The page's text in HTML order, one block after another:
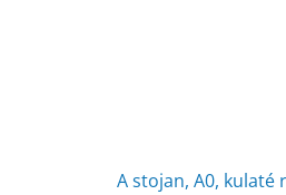
A stojan, A0, kulaté